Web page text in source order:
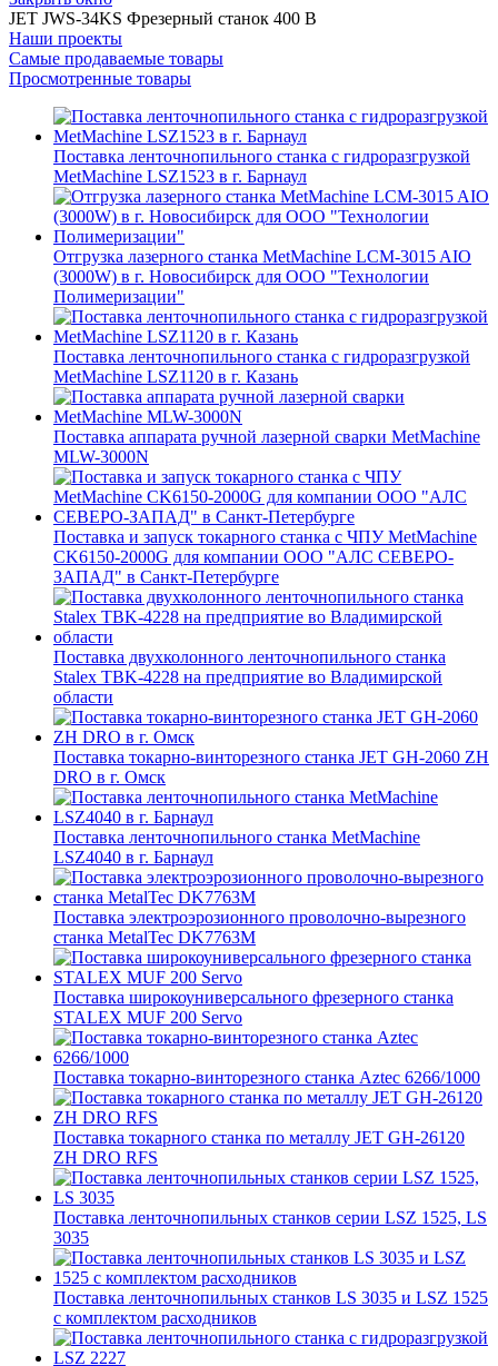
JET JWS-34KS Фрезерный станок 400 В
Наши проекты
Самые продаваемые товары
Просмотренные товары
Поставка ленточнопильного станка c гидроразгрузкой
MetMachine LSZ1523 в г. Барнаул
Отгрузка лазерного станка MetMachine LCM-3015 AIO
(3000W) в г. Новосибирск для ООО "Технологии
Полимеризации"
Поставка ленточнопильного станка c гидроразгрузкой
MetMachine LSZ1120 в г. Казань
Поставка аппарата ручной лазерной сварки MetMachine
MLW-3000N
Поставка и запуск токарного станка с ЧПУ MetMachine
CK6150-2000G для компании ООО "АЛС СЕВЕРО-
ЗАПАД" в Санкт-Петербурге
Поставка двухколонного ленточнопильного станка
Stalex TBK-4228 на предприятие во Владимирской
области
Поставка токарно-винторезного станка JET GH-2060 ZH
DRO в г. Омск
Поставка ленточнопильного станка MetMachine
LSZ4040 в г. Барнаул
Поставка электроэрозионного проволочно-вырезного
станка MetalTec DK7763M
Поставка широкоуниверсального фрезерного станка
STALEX MUF 200 Servo
Поставка токарно-винторезного станка Aztec 6266/1000
Поставка токарного станка по металлу JET GH-26120
ZH DRO RFS
Поставка ленточнопильных станков серии LSZ 1525, LS
3035
Поставка ленточнопильных станков LS 3035 и LSZ 1525
с комплектом расходников